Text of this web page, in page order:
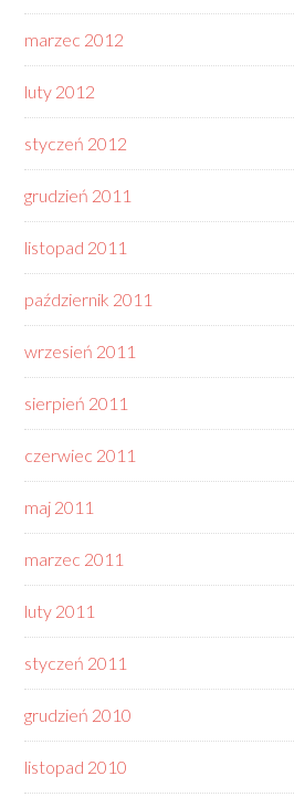
marzec 2012
luty 2012
styczeń 2012
grudzień 2011
listopad 2011
październik 2011
wrzesień 2011
sierpień 2011
czerwiec 2011
maj 2011
marzec 2011
luty 2011
styczeń 2011
grudzień 2010
listopad 2010